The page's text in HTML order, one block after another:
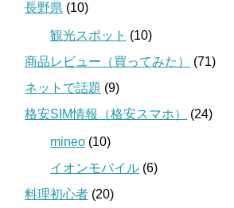
長野県 (10)
観光スポット (10)
商品レビュー（買ってみた）
(71)
ネットで話題 (9)
格安SIM情報（格安スマホ）
(24)
mineo (10)
イオンモバイル (6)
料理初心者 (20)